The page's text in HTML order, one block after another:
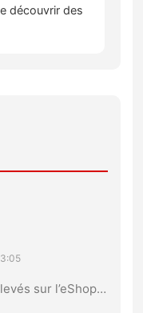
découvrir des
sur l’eShop…